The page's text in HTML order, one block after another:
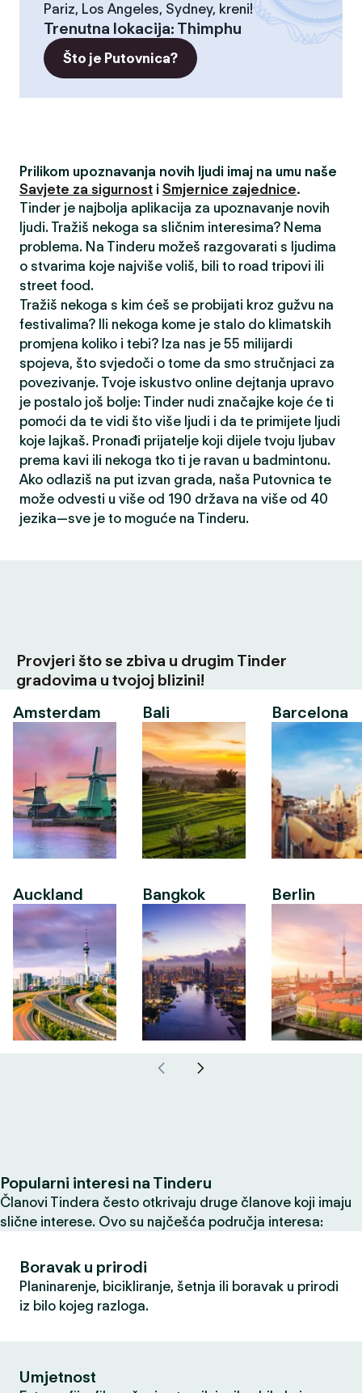
Pariz, Los Angeles, Sydney, kreni!
Trenutna lokacija: Thimphu
Što je Putovnica?
Prilikom upoznavanja novih ljudi imaj na umu naše
Savjete za sigurnost i Smjernice zajednice.
Tinder je najbolja aplikacija za upoznavanje novih
ljudi. Tražiš nekoga sa sličnim interesima? Nema
problema. Na Tinderu možeš razgovarati s ljudima
o stvarima koje najviše voliš, bili to road tripovi ili
street food.
Tražiš nekoga s kim ćeš se probijati kroz gužvu na
festivalima? Ili nekoga kome je stalo do klimatskih
promjena koliko i tebi? Iza nas je 55 milijardi
spojeva, što svjedoči o tome da smo stručnjaci za
povezivanje. Tvoje iskustvo online dejtanja upravo
je postalo još bolje: Tinder nudi značajke koje će ti
pomoći da te vidi što više ljudi i da te primijete ljudi
koje lajkaš. Pronađi prijatelje koji dijele tvoju ljubav
prema kavi ili nekoga tko ti je ravan u badmintonu.
Ako odlaziš na put izvan grada, naša Putovnica te
može odvesti u više od 190 država na više od 40
jezika—sve je to moguće na Tinderu.
Provjeri što se zbiva u drugim Tinder
gradovima u tvojoj blizini!
Amsterdam
Auckland
Bali
Bangkok
Barcelona
Berlin
Popularni interesi na Tinderu
Članovi Tindera često otkrivaju druge članove koji imaju
slične interese. Ovo su najčešća područja interesa:
Boravak u prirodi
Planinarenje, bicikliranje, šetnja ili boravak u prirodi
iz bilo kojeg razloga.
Umjetnost